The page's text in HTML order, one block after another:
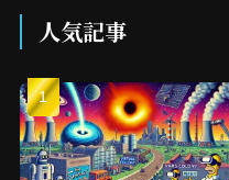
人気記事